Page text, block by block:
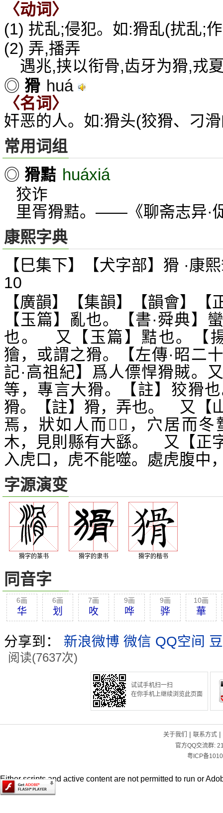
〈动词〉
(1) 扰乱;侵犯。如:猾乱(扰乱;
(2) 弄,播弄
遇兆,挟以衔骨,齿牙为猾,
◎ 猾 huá
〈名词〉
奸恶的人。如:猾头(狡猾、刁
常用词组
◎ 猾黠 huáxiá
狡诈
里胥猾黠。——《聊斋志异·
康熙字典
【巳集下】【犬字部】猾 ·康
10
【廣韻】【集韻】【韻會】【
【玉篇】亂也。【書·舜典】
也。 又【玉篇】黠也。【
獪，或謂之猾。【左傳·昭二
記·高祖紀】爲人僄悍猾賊。
等，專言大猾。【註】狡猾
猾。【註】猾，弄也。 又【
焉，狀如人而 𥏰 𩯓 ，穴居而冬
木，見則縣有大繇。 又【正
入虎口，虎不能噬。處虎腹中
字源演变
猾字的篆书 猾字的隶书 猾字的楷书
同音字
6画
华
6画
划
7画
呚
9画
哗
9画
骅
10画
華
分享到： 新浪微博 微信 QQ空间
阅读(7637次)
试试手机扫一扫
在你手机上继续浏览此页面
关于我们 | 联系方式|
官方QQ交流群:
粤ICP备
Either scripts and active content are not permitted to run or